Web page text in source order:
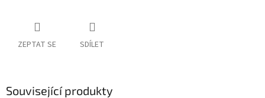
ZEPTAT SE SDÍLET
Související produkty